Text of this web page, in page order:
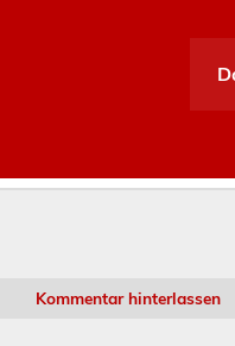
Kommentar hinterlassen